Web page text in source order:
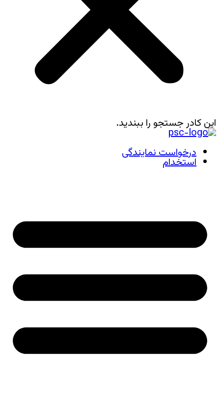
این کادر جستجو را ببندید.
درخواست نمایندگی
استخدام